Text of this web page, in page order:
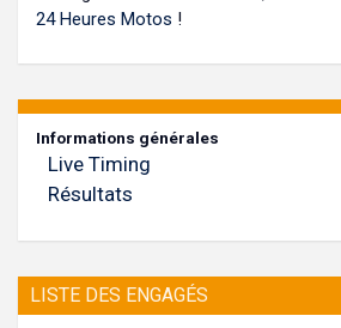
24 Heures Motos !
Informations générales
Live Timing
Résultats
LISTE DES ENGAGÉS